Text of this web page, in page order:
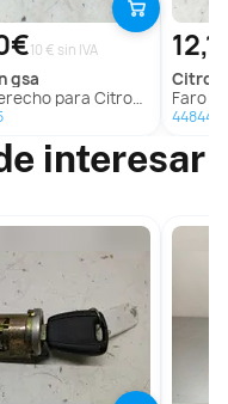
10 € sin IVA
gsa
para Citroën Gsa
Faro
interesar